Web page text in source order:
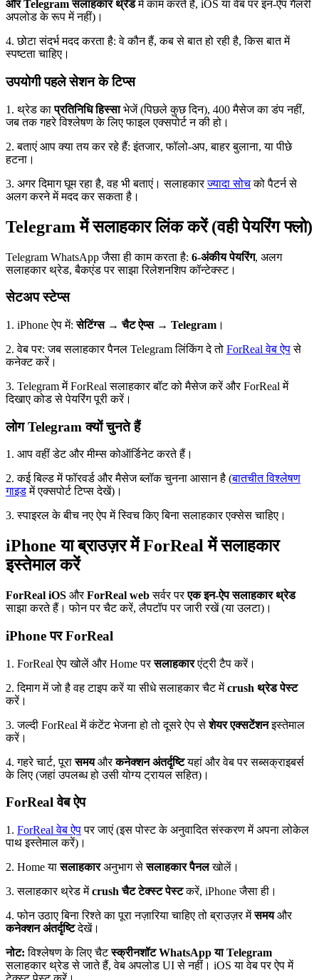
और Telegram सलाहकार थ्रेडमें काम करते हैं, iOS या वेब पर इन-ऐप गैलरी
अपलोड के रूप में नहीं)।
4. छोटा संदर्भ मदद करता है: वे कौन हैं, कब से बात हो रही है, किस बात में
स्पष्टता चाहिए।
उपयोगी पहले सेशन के टिप्स
1. थ्रेड काप्रतिनिधि हिस्साभेजें (पिछले कुछ दिन), 400 मैसेज का डंप नहीं,
जब तक गहरे विश्लेषण के लिए फाइल एक्सपोर्ट न की हो।
2. बताएं आप क्या तय कर रहे हैं: इंतजार, फॉलो-अप, बाहर बुलाना, या पीछे
हटना।
3. अगर दिमाग घूम रहा है, वह भी बताएं। सलाहकारज्यादा सोचको पैटर्न से
अलग करने में मदद कर सकता है।
Telegram में सलाहकार लिंक करें (वही पेयरिंग फ्लो)
Telegram WhatsApp जैसा ही काम करता है: 6-अंकीय पेयरिंग, अलग
सलाहकार थ्रेड, बैकएंड पर साझा रिलेशनशिप कॉन्टेक्स्ट।
सेटअप स्टेप्स
1. iPhone ऐप में:सेटिंग्स → चैट ऐप्स → Telegram ।
2. वेब पर: जब सलाहकार पैनल Telegram लिंकिंग दे तो ForReal वेब ऐपसे
कनेक्ट करें।
3. Telegram में ForReal सलाहकार बॉट को मैसेज करें और ForReal में
दिखाए कोड से पेयरिंग पूरी करें।
लोग Telegram क्यों चुनते हैं
1. आप वहीं डेट और मीम्स कोऑर्डिनेट करते हैं।
2. कई बिल्ड में फॉरवर्ड और मैसेज ब्लॉक चुनना आसान है (बातचीत विश्लेषण
गाइडमें एक्सपोर्ट टिप्स देखें)।
3. स्पाइरल के बीच नए ऐप में स्विच किए बिना सलाहकार एक्सेस चाहिए।
iPhone या ब्राउज़र में ForReal में सलाहकार
इस्तेमाल करें
ForReal iOS औरForReal webसर्वर परएक इन-ऐप सलाहकार थ्रेड
साझा करते हैं। फोन पर चैट करें, लैपटॉप पर जारी रखें (या उलटा)।
iPhone पर ForReal
1. ForReal ऐप खोलें और Home परसलाहकारएंट्री टैप करें।
2. दिमाग में जो है वह टाइप करें या सीधे सलाहकार चैट मेंcrush थ्रेड पेस्ट
करें।
3. जल्दी ForReal में कंटेंट भेजना हो तो दूसरे ऐप सेशेयर एक्सटेंशनइस्तेमाल
करें।
4. गहरे चार्ट, पूरासमयऔरकनेक्शन अंतर्दृष्टियहां और वेब पर सब्सक्राइबर्स
के लिए (जहां उपलब्ध हो उसी योग्य ट्रायल सहित)।
ForReal वेब ऐप
1. ForReal वेब ऐपपर जाएं (इस पोस्ट के अनुवादित संस्करण में अपना लोकेल
पाथ इस्तेमाल करें)।
2. Home यासलाहकारअनुभाग सेसलाहकार पैनलखोलें।
3. सलाहकार थ्रेड मेंcrush चैट टेक्स्ट पेस्टकरें, iPhone जैसा ही।
4. फोन उठाए बिना रिश्ते का पूरा नज़ारिया चाहिए तो ब्राउज़र मेंसमयऔर
कनेक्शन अंतर्दृष्टिदेखें।
नोट: विश्लेषण के लिए चैटस्क्रीनशॉट WhatsApp या Telegram
सलाहकार थ्रेड से जाते हैं, वेब अपलोड UI से नहीं। iOS या वेब पर ऐप में